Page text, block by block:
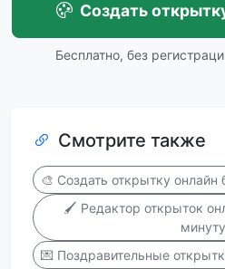
Создать
Бесплатно, без
Смотрите также
🎨 Создать открытку онлайн
🖌️ Редактор открыток
минуту
💌 Поздравительные